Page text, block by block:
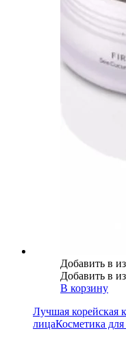
Добавить в
Добавить в
В корзину
Лучшая корейская
лицаКосметика